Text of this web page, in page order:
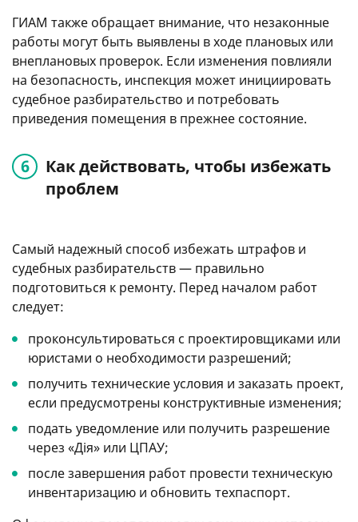
ГИАМ также обращает внимание, что незаконные
работы могут быть выявлены в ходе плановых или
внеплановых проверок. Если изменения повлияли
на безопасность, инспекция может инициировать
судебное разбирательство и потребовать
приведения помещения в прежнее состояние.
Как действовать, чтобы избежать
проблем
Самый надежный способ избежать штрафов и
судебных разбирательств — правильно
подготовиться к ремонту. Перед началом работ
следует:
проконсультироваться с проектировщиками или
юристами о необходимости разрешений;
получить технические условия и заказать проект,
если предусмотрены конструктивные изменения;
подать уведомление или получить разрешение
через «Дія» или ЦПАУ;
после завершения работ провести техническую
инвентаризацию и обновить техпаспорт.